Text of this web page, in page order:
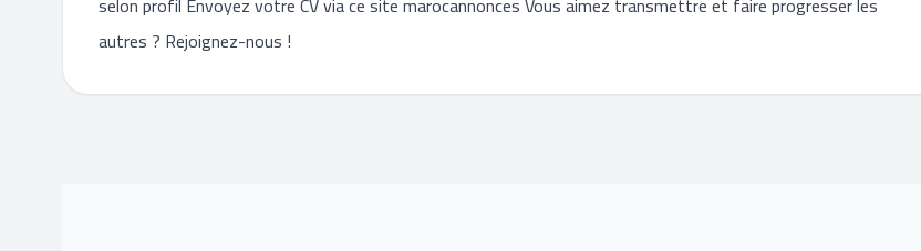
autres ? Rejoignez-nous !